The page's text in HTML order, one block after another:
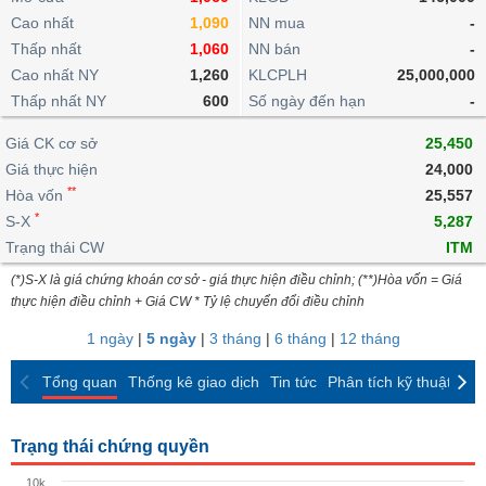
lỗ
Giao
dịch
nội
bộ
giám
Tài
cổ
đông
giá
Nước
ngoài
Tự
doanh
Top
cổ
phiếu
Bản
đồ
Thống
dịch
Chứng
quyền
Tổng
quan
Thống
kê
giao
dịch
Định
giá
Thống
kê
giao
dịch
Phân
tích
Bảng
giá
trực
tuyến
Bộ
lọc
cổ
phiếu
cổ
phiếu
cáo
phân
Vĩ
mô
Chứng
quyền
Trái
doanh
nghiệp
IR
Awards
Đào
tạo
Dịch
vụ
Cao nhất
1,090
Thấp nhất
1,060
Cao nhất NY
1,260
Thấp nhất NY
600
NN mua
-
NN bán
-
KLCPLH
25,000,000
Số ngày đến hạn
-
Giá CK cơ sở
25,450
Giá thực hiện
24,000
Hòa vốn **
25,557
S-X *
5,287
Trạng thái CW
ITM
(*)S-X là giá chứng khoán cơ sở - giá thực hiện điều chỉnh; (**)Hòa vốn = Giá
thực hiện điều chỉnh + Giá CW * Tỷ lệ chuyển đổi điều chỉnh
1 ngày| 5 ngày| 3 tháng | 6 tháng | 12 tháng
Tổng quan Thống kê giao dịch Tin tức Phân tích kỹ thuật
Trạng thái chứng quyền
10k
BẤT
ĐỘNG
TÀI
CHÍNH
HÀNG
HÓA
KINH
TẾ
THẾ
GIỚI